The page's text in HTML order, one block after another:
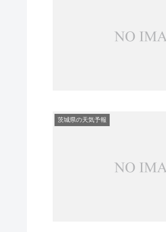
茨城県の天気予報